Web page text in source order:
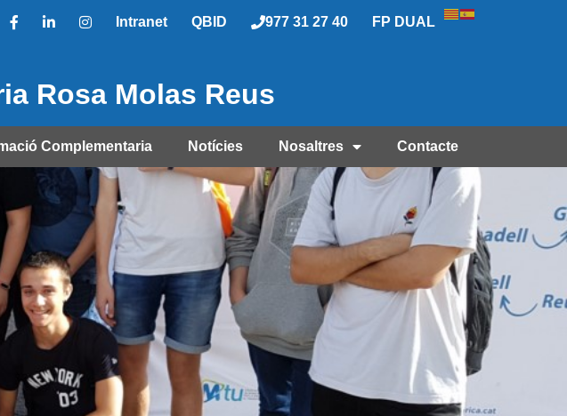
Intranet QBID 977 31 27 40 FP DUAL
Rosa Molas Reus
Complementaria Notícies Nosaltres Contacte